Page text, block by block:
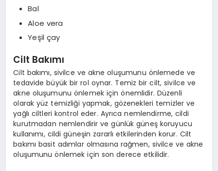
Bal
Aloe vera
Yeşil çay
Cilt Bakımı
Cilt bakımı, sivilce ve akne oluşumunu önlemede ve
tedavide büyük bir rol oynar. Temiz bir cilt, sivilce ve
akne oluşumunu önlemek için önemlidir. Düzenli
olarak yüz temizliği yapmak, gözenekleri temizler ve
yağlı ciltleri kontrol eder. Ayrıca nemlendirme, cildi
kurutmadan nemlendirir ve günlük güneş koruyucu
kullanımı, cildi güneşin zararlı etkilerinden korur. Cilt
bakımı basit adımlar olmasına rağmen, sivilce ve akne
oluşumunu önlemek için son derece etkilidir.